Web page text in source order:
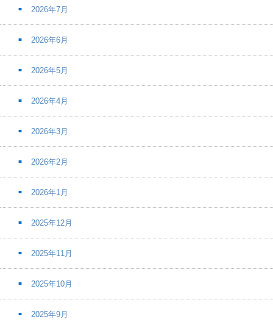
2026年7月
2026年6月
2026年5月
2026年4月
2026年3月
2026年2月
2026年1月
2025年12月
2025年11月
2025年10月
2025年9月